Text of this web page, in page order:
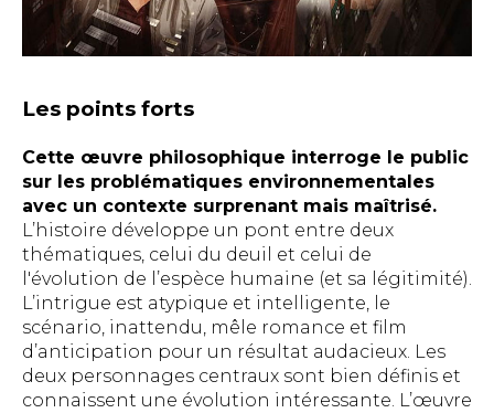
Les points forts
Cette œuvre philosophique interroge le public
sur les problématiques environnementales
avec un contexte surprenant mais maîtrisé.
L’histoire développe un pont entre deux
thématiques, celui du deuil et celui de
l'évolution de l’espèce humaine (et sa légitimité).
L’intrigue est atypique et intelligente, le
scénario, inattendu, mêle romance et film
d’anticipation pour un résultat audacieux. Les
deux personnages centraux sont bien définis et
connaissent une évolution intéressante. L’œuvre